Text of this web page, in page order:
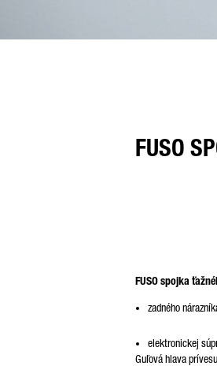
FUSO
FUSO spojka
zadného
elektronickej
Guľová hlava